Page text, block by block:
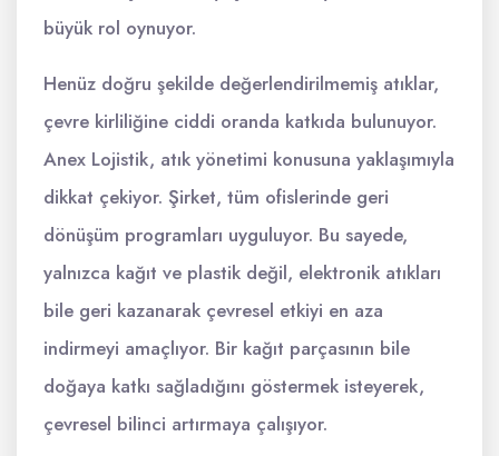
büyük rol oynuyor.
Henüz doğru şekilde değerlendirilmemiş atıklar,
çevre kirliliğine ciddi oranda katkıda bulunuyor.
Anex Lojistik, atık yönetimi konusuna yaklaşımıyla
dikkat çekiyor. Şirket, tüm ofislerinde geri
dönüşüm programları uyguluyor. Bu sayede,
yalnızca kağıt ve plastik değil, elektronik atıkları
bile geri kazanarak çevresel etkiyi en aza
indirmeyi amaçlıyor. Bir kağıt parçasının bile
doğaya katkı sağladığını göstermek isteyerek,
çevresel bilinci artırmaya çalışıyor.